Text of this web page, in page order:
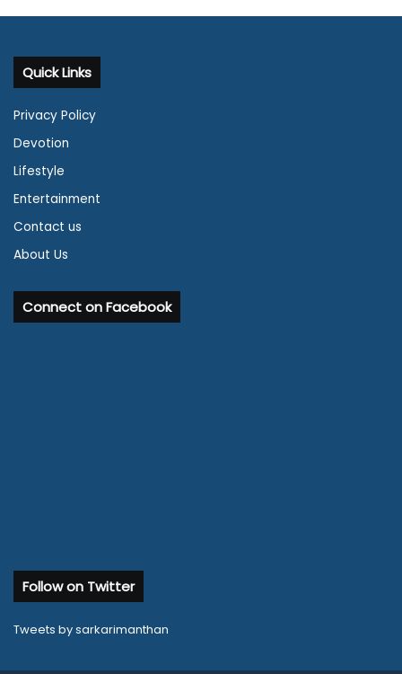
Quick Links
Privacy Policy
Devotion
Lifestyle
Entertainment
Contact us
About Us
Connect on Facebook
Follow on Twitter
Tweets by sarkarimanthan